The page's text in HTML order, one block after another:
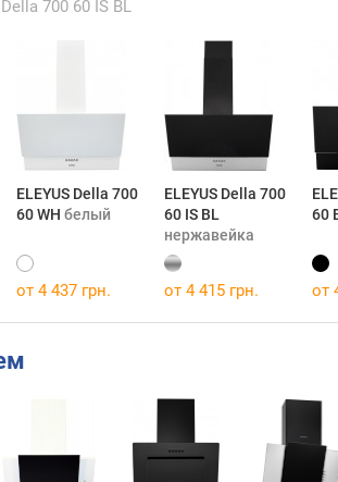
700 60 IS BL
ELEYUS Della 700
60 WH белый
ELEYUS Della 700
60 IS BL
нержавейка
60
от 4 437 грн. от 4 415 грн. от